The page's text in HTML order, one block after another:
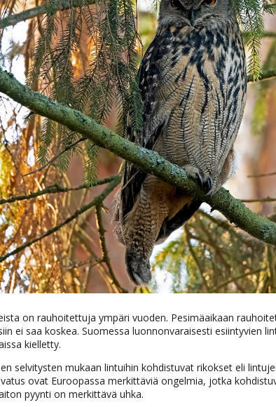
on rauhoitettuja ympäri vuoden. Pesimäaikaan
ei saa koskea. Suomessa luonnonvaraisesti esiintyvien
kielletty.
selvitysten mukaan lintuihin kohdistuvat rikokset eli
ovat Euroopassa merkittäviä ongelmia, jotka
pyynti on merkittävä uhka.